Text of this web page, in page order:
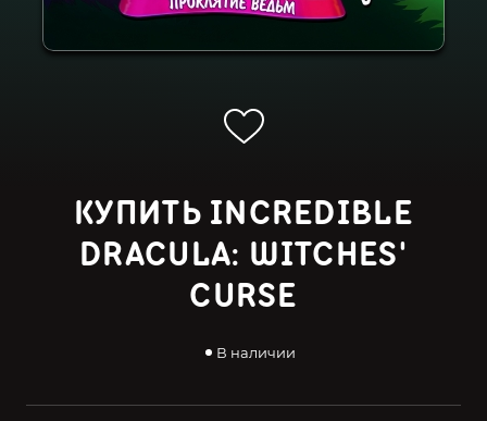
КУПИТЬ INCREDIBLE
DRACULA: WITCHES'
CURSE
В наличии